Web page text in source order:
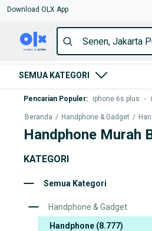
Download OLX App
SEMUA KATEGORI
Pencarian Populer: iphone 6s plus -
Beranda / Handphone & Gadget /
Handphone Murah
KATEGORI
Semua Kategori
Handphone & Gadget
Handphone (8.777)